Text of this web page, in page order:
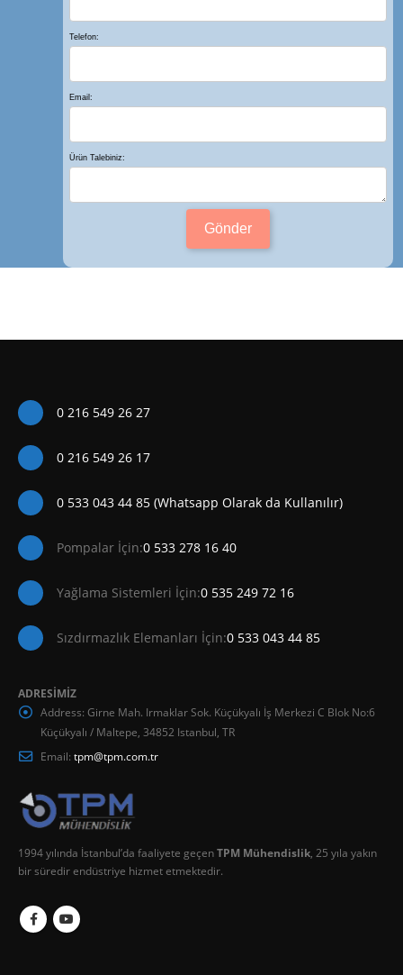
Telefon:
Email:
Ürün Talebiniz:
Gönder
0 216 549 26 27
0 216 549 26 17
0 533 043 44 85 (Whatsapp Olarak da Kullanılır)
Pompalar İçin:0 533 278 16 40
Yağlama Sistemleri İçin:0 535 249 72 16
Sızdırmazlık Elemanları İçin:0 533 043 44 85
ADRESİMİZ
Address: Girne Mah. Irmaklar Sok. Küçükyalı İş Merkezi C Blok No:6
Küçükyalı / Maltepe, 34852 Istanbul, TR
Email: tpm@tpm.com.tr
1994 yılında İstanbul’da faaliyete geçenTPM Mühendislik , 25 yıla yakın
bir süredir endüstriye hizmet etmektedir.